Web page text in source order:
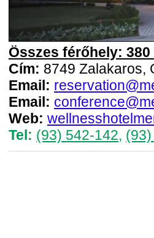
Összes férőhely: 380
Cím: 8749 Zalakaros,
Email:
Email:
Web:
Tel: (93) 542-142,